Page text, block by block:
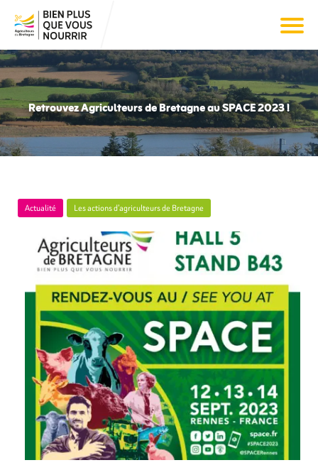
Retrouvez Agriculteurs de Bretagne au SPACE 2023 !
Actualité Les actions d’agriculteurs de Bretagne